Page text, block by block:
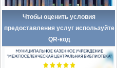
Чтобы оценить условия
предоставления услуг используйте
QR-код